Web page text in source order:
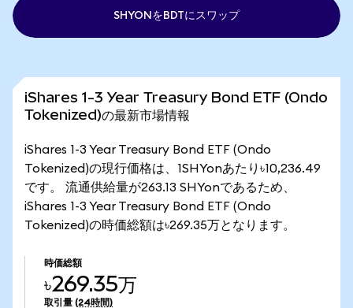
SHYONをBDTにスワップ
iShares 1-3 Year Treasury Bond ETF (Ondo
Tokenized)の最新市場情報
iShares 1-3 Year Treasury Bond ETF (Ondo
Tokenized)の現行価格は、1SHYonあたり৳10,236.49
です。 流通供給量が263.13 SHYonであるため、
iShares 1-3 Year Treasury Bond ETF (Ondo
Tokenized)の時価総額は৳269.35万となります。
時価総額
৳269.35万
取引量 (24時間)